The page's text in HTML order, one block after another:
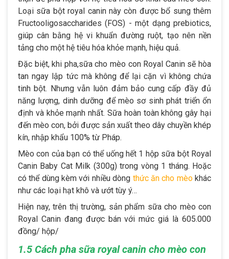
Loại sữa bột royal canin này còn được bổ sung thêm
Fructooligosaccharides (FOS) - một dạng prebiotics,
giúp cân bằng hệ vi khuẩn đường ruột, tạo nên nền
tảng cho một hệ tiêu hóa khỏe mạnh, hiệu quả.
Đặc biệt, khi pha,sữa cho mèo con Royal Canin sẽ hòa
tan ngay lập tức mà không để lại cặn vì không chứa
tinh bột. Nhưng vẫn luôn đảm bảo cung cấp đầy đủ
năng lượng, dinh dưỡng để mèo sơ sinh phát triển ổn
định và khỏe mạnh nhất. Sữa hoàn toàn không gây hại
đến mèo con, bởi được sản xuất theo dây chuyền khép
kín, nhập khẩu 100% từ Pháp.
Mèo con của bạn có thể uống hết 1 hộp sữa bột Royal
Canin Baby Cat Milk (300g) trong vòng 1 tháng. Hoặc
có thể dùng kèm với nhiều dòng thức ăn cho mèokhác
như các loại hạt khô và ướt tùy ý…
Hiện nay, trên thị trường, sản phẩm sữa cho mèo con
Royal Canin đang được bán với mức giá là 605.000
đồng/ hộp/
1.5 Cách pha sữa royal canin cho mèo con